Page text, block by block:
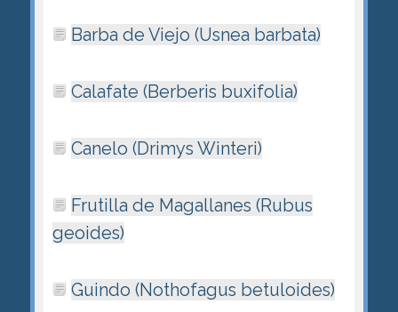
Barba de Viejo (Usnea barbata)
Calafate (Berberis buxifolia)
Canelo (Drimys Winteri)
Frutilla de Magallanes (Rubus
geoides)
Guindo (Nothofagus betuloides)